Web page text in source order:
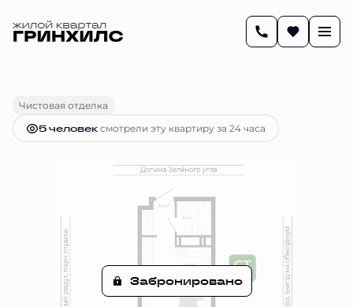
Чистовая отделка
5 человексмотрели эту квартиру за 24 часа
Забронировано